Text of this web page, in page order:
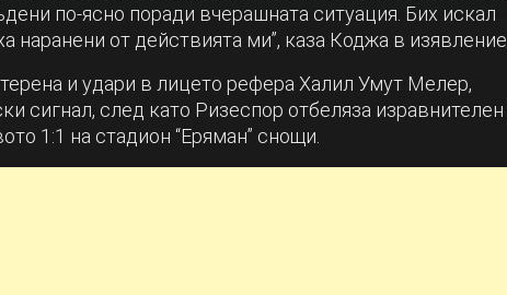
по-ясно поради вчерашната ситуация. Бих искал
наранени от действията ми”, каза Коджа в изявление.
и удари в лицето рефера Халил Умут Мелер,
сигнал, след като Ризеспор отбеляза изравнителен
1:1 на стадион “Еряман” снощи.